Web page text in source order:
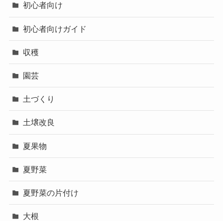
初心者向け
初心者向けガイド
収穫
園芸
土づくり
土壌改良
夏果物
夏野菜
夏野菜の片付け
大根